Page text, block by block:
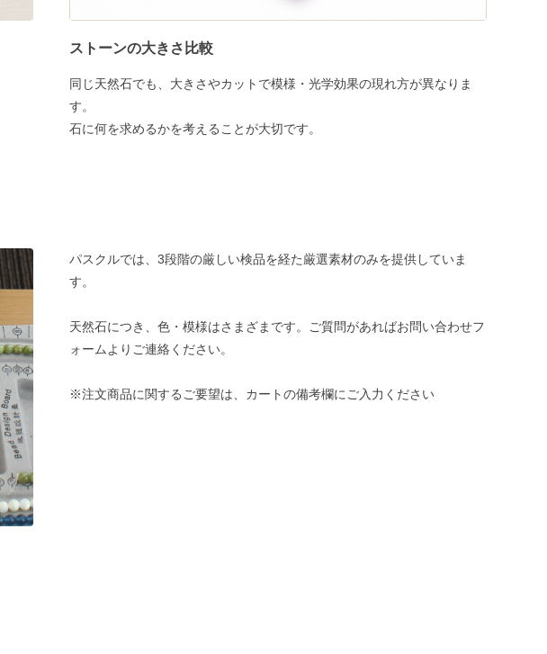
ストーンの大きさ比較
同じ天然石でも、大きさやカットで模様・光学効果の現れ方が異なりま
す。
石に何を求めるかを考えることが大切です。
パスクルでは、3段階の厳しい検品を経た厳選素材のみを提供していま
す。
天然石につき、色・模様はさまざまです。ご質問があればお問い合わせフ
ォームよりご連絡ください。
※注文商品に関するご要望は、カートの備考欄にご入力ください